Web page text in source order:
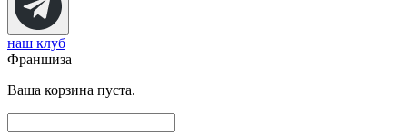
наш клуб
Франшиза
Ваша корзина пуста.